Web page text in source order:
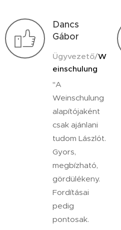
Dancs
Gábor
Ügyvezető/W
einschulung
"A
Weinschulung
alapítójaként
csak ajánlani
tudom Lászlót.
Gyors,
megbízható,
gördülékeny.
Fordításai
pedig
pontosak.